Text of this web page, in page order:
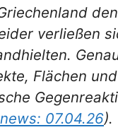
verließen
Flächen
07.04.26).